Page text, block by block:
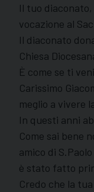
Il tuo
vocazione al
Il diaconato
Chiesa
È come se ti
Carissimo
meglio a vivere
In questi anni
Come sai bene
amico di
è stato fatto
Credo che la